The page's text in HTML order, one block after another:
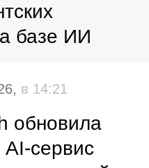
базе ИИ
в 14:21
обновила
сервис